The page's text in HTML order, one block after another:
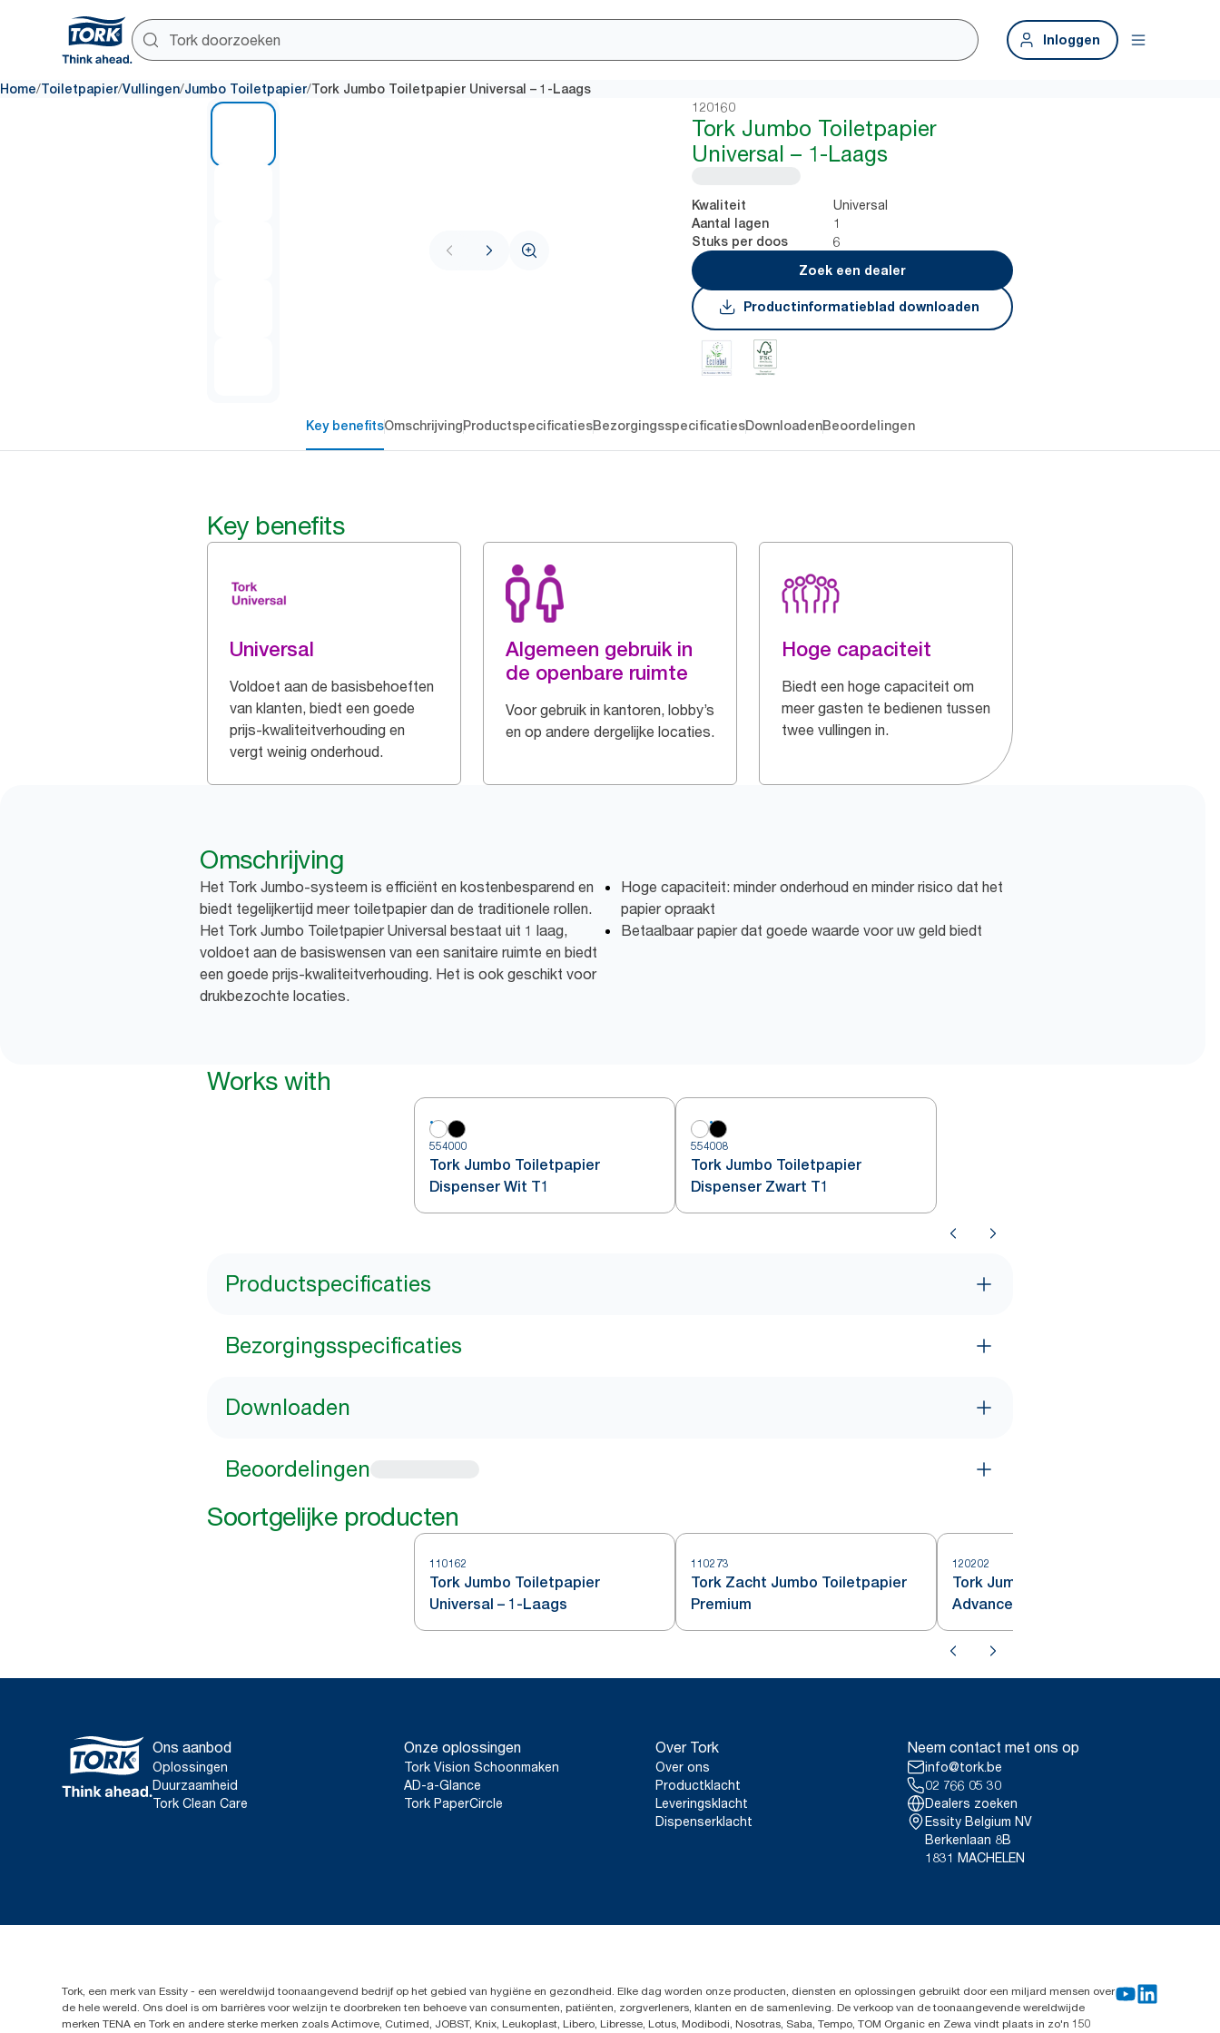
Inloggen
Home/Toiletpapier/Vullingen/Jumbo Toiletpapier/Tork Jumbo Toiletpapier Universal – 1-Laags
120160
Tork Jumbo Toiletpapier
Universal – 1-Laags
Kwaliteit Universal
Aantal lagen 1
Stuks per doos
6
Zoek een dealer
Productinformatieblad downloaden
Key benefitsOmschrijvingProductspecificatiesBezorgingsspecificatiesDownloadenBeoordelingen
Key benefits
Universal
Voldoet aan de basisbehoeften
van klanten, biedt een goede
prijs-kwaliteitverhouding en
vergt weinig onderhoud.
Algemeen gebruik in
de openbare ruimte
Voor gebruik in kantoren, lobby’s
en op andere dergelijke locaties.
Hoge capaciteit
Biedt een hoge capaciteit om
meer gasten te bedienen tussen
twee vullingen in.
Omschrijving
Het Tork Jumbo-systeem is efficiënt en kostenbesparend en
biedt tegelijkertijd meer toiletpapier dan de traditionele rollen.
Het Tork Jumbo Toiletpapier Universal bestaat uit 1 laag,
voldoet aan de basiswensen van een sanitaire ruimte en biedt
een goede prijs-kwaliteitverhouding. Het is ook geschikt voor
drukbezochte locaties.
Hoge capaciteit: minder onderhoud en minder risico dat het
papier opraakt
Betaalbaar papier dat goede waarde voor uw geld biedt
Works with
554000
Tork Jumbo Toiletpapier
Dispenser Wit T1
554008
Tork Jumbo Toiletpapier
Dispenser Zwart T1
Productspecificaties
Bezorgingsspecificaties
Downloaden
Beoordelingen
Soortgelijke producten
110162
Tork Jumbo Toiletpapier
Universal – 1-Laags
110273
Tork Zacht Jumbo Toiletpapier
Premium
120202
Tork Jumbo Toiletpapier
Advanced
Ons aanbod
Oplossingen
Duurzaamheid
Tork Clean Care
Onze oplossingen
Tork Vision Schoonmaken
AD-a-Glance
Tork PaperCircle
Over Tork
Over ons
Productklacht
Leveringsklacht
Dispenserklacht
Neem contact met ons op
info@tork.be
02 766 05 30
Dealers zoeken
Essity Belgium NV
Berkenlaan 8B
1831 MACHELEN
Tork, een merk van Essity - een wereldwijd toonaangevend bedrijf op het gebied van hygiëne en gezondheid. Elke dag worden onze producten, diensten en oplossingen gebruikt door een miljard mensen over
de hele wereld. Ons doel is om barrières voor welzijn te doorbreken ten behoeve van consumenten, patiënten, zorgverleners, klanten en de samenleving. De verkoop van de toonaangevende wereldwijde
merken TENA en Tork en andere sterke merken zoals Actimove, Cutimed, JOBST, Knix, Leukoplast, Libero, Libresse, Lotus, Modibodi, Nosotras, Saba, Tempo, TOM Organic en Zewa vindt plaats in zo'n 150